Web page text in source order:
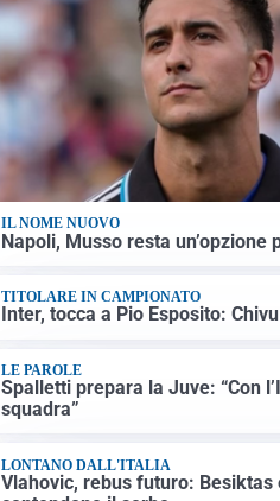
IL NOME NUOVO
Napoli, Musso resta un’opzione
TITOLARE IN CAMPIONATO
Inter, tocca a Pio Esposito:
LE PAROLE
Spalletti prepara la Juve: “Con
squadra”
LONTANO DALL'ITALIA
Vlahovic, rebus futuro: Besiktas